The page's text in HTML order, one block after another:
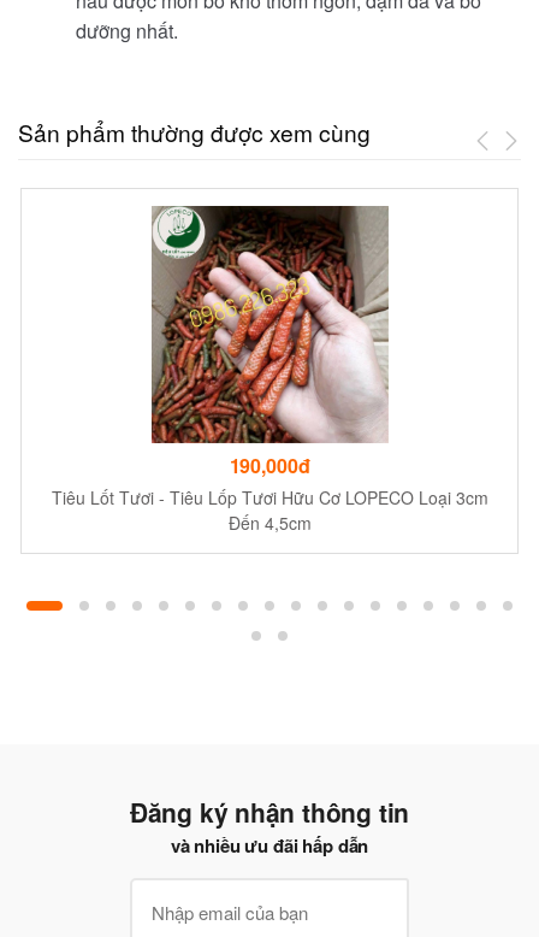
dưỡng nhất.
Sản phẩm thường được xem cùng
190,000đ
Tiêu Lốt Tươi - Tiêu Lốp Tươi Hữu Cơ LOPECO Loại 3cm
Đến 4,5cm
Đăng ký nhận thông tin
và nhiều ưu đãi hấp dẫn